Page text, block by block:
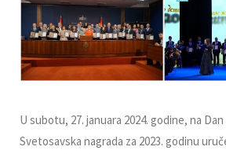
U subotu, 27. januara 2024. godine, na
Svetosavska nagrada za 2023. godinu